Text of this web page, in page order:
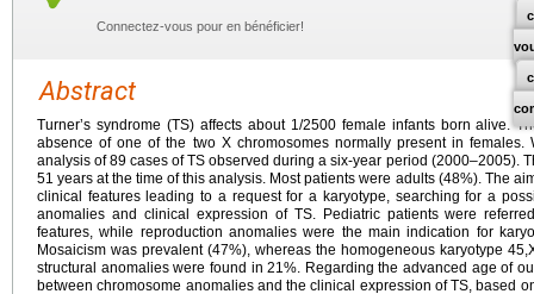
Connectez-vous pour en bénéficier!
Abstract
Turnerʼs syndrome (TS) affects about 1/2500 female infants born alive.
absence of one of the two X chromosomes normally present in females.
analysis of 89 cases of TS observed during a six-year period (2000–2005).
51 years at the time of this analysis. Most patients were adults (48%). The
clinical features leading to a request for a karyotype, searching for a
anomalies and clinical expression of TS. Pediatric patients were
features, while reproduction anomalies were the main indication for
Mosaicism was prevalent (47%), whereas the homogeneous karyotype
structural anomalies were found in 21%. Regarding the advanced age of
between chromosome anomalies and the clinical expression of TS, based